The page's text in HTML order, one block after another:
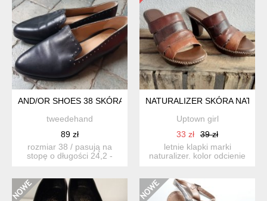
AND/OR SHOES 38 SKÓRA NATURALNA PÓŁBUTY LORDSY
tweedehand
89 zł
rozmiar 38 / pasują na
stopę o długości 24,2 -
NATURALIZER SKÓRA
Uptown girl
33 zł
39 zł
letnie klapki marki
naturalizer. kolor odcienie